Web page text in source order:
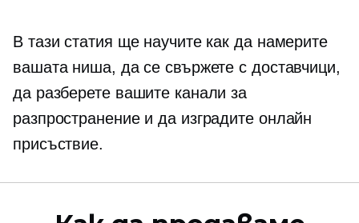
В тази статия ще научите как да намерите
вашата ниша, да се свържете с доставчици,
да разберете вашите канали за
разпространение и да изградите онлайн
присъствие.